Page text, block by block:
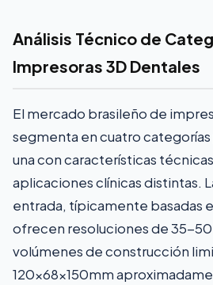
Análisis Técnico de
Impresoras 3D Dentales
El mercado brasileño de
segmenta en cuatro
una con características
aplicaciones clínicas distintas.
entrada, típicamente basadas
ofrecen resoluciones de 35-
volúmenes de construcción
120x68x150mm